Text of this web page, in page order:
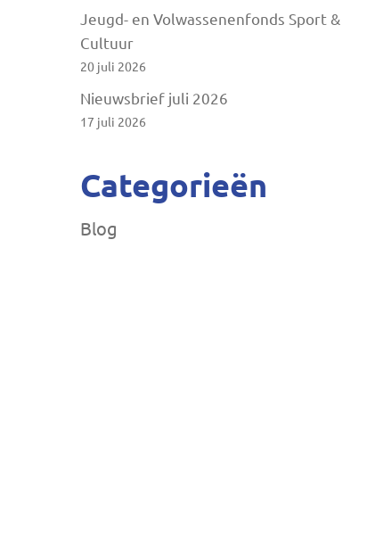
Jeugd- en Volwassenenfonds Sport &
Cultuur
20 juli 2026
Nieuwsbrief juli 2026
17 juli 2026
Categorieën
Blog